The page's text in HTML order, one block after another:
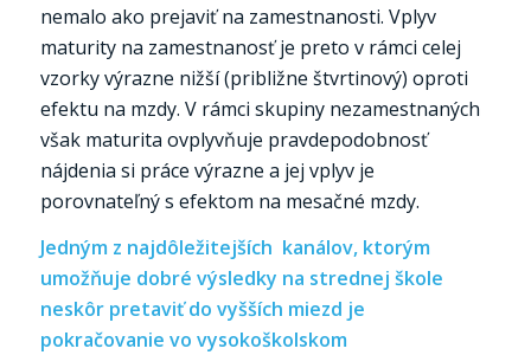
nemalo ako prejaviť na zamestnanosti. Vplyv
maturity na zamestnanosť je preto v rámci celej
vzorky výrazne nižší (približne štvrtinový) oproti
efektu na mzdy. V rámci skupiny nezamestnaných
však maturita ovplyvňuje pravdepodobnosť
nájdenia si práce výrazne a jej vplyv je
porovnateľný s efektom na mesačné mzdy.
Jedným z najdôležitejších kanálov, ktorým
umožňuje dobré výsledky na strednej škole
neskôr pretaviť do vyšších miezd je
pokračovanie vo vysokoškolskom